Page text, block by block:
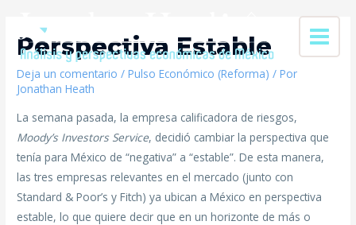
Perspectiva Estable
Deja un comentario /Pulso Económico (Reforma) / Por
Jonathan Heath
La semana pasada, la empresa calificadora de riesgos,
Moody’s Investors Service, decidió cambiar la perspectiva que
tenía para México de “negativa” a “estable”. De esta manera,
las tres empresas relevantes en el mercado (junto con
Standard & Poor’s y Fitch) ya ubican a México en perspectiva
estable, lo que quiere decir que en un horizonte de más o